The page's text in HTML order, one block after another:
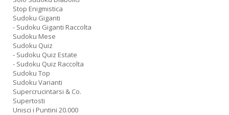
Stop Enigmistica
Sudoku Giganti
- Sudoku Giganti Raccolta
Sudoku Mese
Sudoku Quiz
- Sudoku Quiz Estate
- Sudoku Quiz Raccolta
Sudoku Top
Sudoku Varianti
Supercrucintarsi & Co.
Supertosti
Unisci i Puntini 20.000